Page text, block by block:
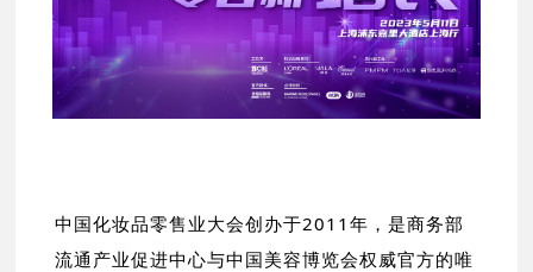
中国化妆品零售业大会创办于2011年，是商务部
流通产业促进中心与中国美容博览会权威官方的唯